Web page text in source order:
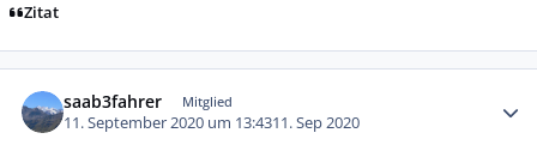
Zitat
saab3fahrer Mitglied
11. September 2020 um 13:4311. Sep 2020